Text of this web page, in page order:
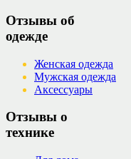
Отзывы об
одежде
Женская одежда
Мужская одежда
Аксессуары
Отзывы о
технике